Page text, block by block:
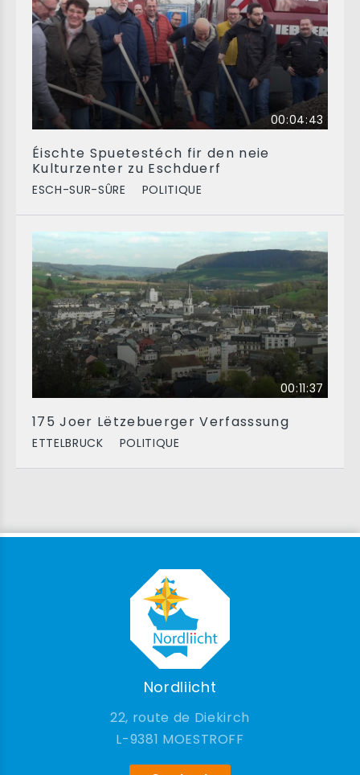
00:04:43
Éischte Spuetestéch fir den neie
Kulturzenter zu Eschduerf
ESCH-SUR-SÛRE POLITIQUE
00:11:37
175 Joer Lëtzebuerger Verfasssung
ETTELBRUCK POLITIQUE
Nordliicht
22, route de Diekirch
9381 MOESTROFF